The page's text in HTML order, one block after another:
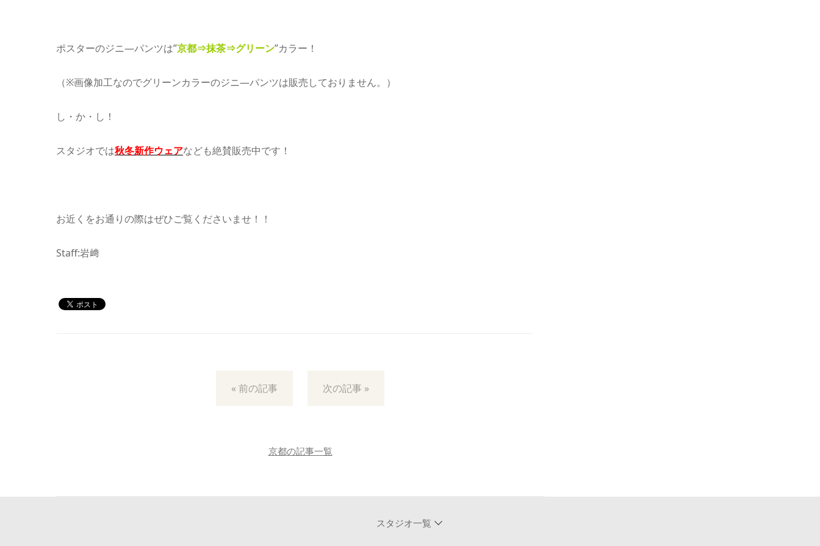
ポスターのジニ―パンツは”京都⇒抹茶⇒グリーン”カラー！
（※画像加工なのでグリーンカラーのジニ―パンツは販売しておりません。）
し・か・し！
スタジオでは秋冬新作ウェアなども絶賛販売中です！
お近くをお通りの際はぜひご覧くださいませ！！
Staff:岩﨑
« 前の記事 次の記事 »
京都の記事一覧
スタジオ一覧